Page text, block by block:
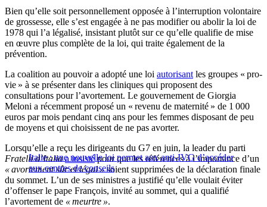
Bien qu’elle soit personnellement opposée à l’interruption volontaire
de grossesse, elle s’est engagée à ne pas modifier ou abolir la loi de
1978 qui l’a légalisé, insistant plutôt sur ce qu’elle qualifie de mise
en œuvre plus complète de la loi, qui traite également de la
prévention.
La coalition au pouvoir a adopté une loi autorisant les groupes « pro-
vie » à se présenter dans les cliniques qui proposent des
consultations pour l’avortement. Le gouvernement de Giorgia
Meloni a récemment proposé un « revenu de maternité » de 1 000
euros par mois pendant cinq ans pour les femmes disposant de peu
de moyens et qui choisissent de ne pas avorter.
Italie : une nouvelle loi permet aux anti-IVG d’accéder
aux centres de conseils
Lorsqu’elle a reçu les dirigeants du G7 en juin, la leader du parti
Fratelli d’Italia a insistépour que les références à l’importance d’un
« avortement sûr et légal »soient supprimées de la déclaration finale
du sommet. L’un de ses ministres a justifié qu’elle voulait éviter
d’offenser le pape François, invité au sommet, qui a qualifié
l’avortement de « meurtre ».